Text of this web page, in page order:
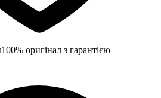
100% оригінал з гарантією